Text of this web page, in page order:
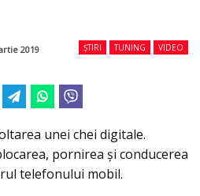
ȘTIRI TUNING VIDEO
2019
unei chei digitale.
pornirea și conducerea
telefonului mobil.